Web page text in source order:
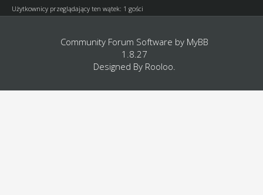
Użytkownicy przeglądający ten wątek: 1 gości
Community Forum Software by MyBB
1.8.27
Designed By Rooloo.